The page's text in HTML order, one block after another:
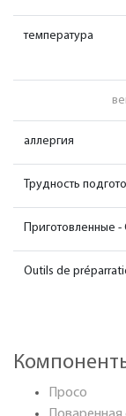
температура
аллергия
Трудность
Приготовленные
Outils de
Просо